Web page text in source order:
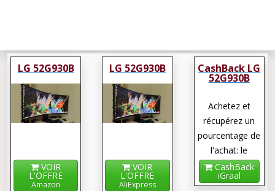
LG 52G930B
VOIR
L'OFFRE
Amazon
LG 52G930B
VOIR
L'OFFRE
AliExpress
CashBack LG
52G930B
Achetez et
récupérez un
pourcentage de
l'achat: le
cashback !
CashBack
iGraal